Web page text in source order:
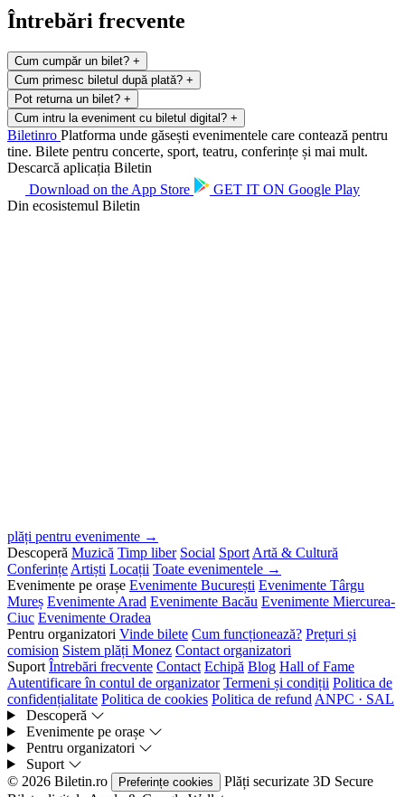
Întrebări frecvente
Cum cumpăr un bilet? +
Cum primesc biletul după plată? +
Pot returna un bilet? +
Cum intru la eveniment cu biletul digital? +
Biletinro Platforma unde găsești evenimentele care contează pentru
tine. Bilete pentru concerte, sport, teatru, conferințe și mai mult.
Descarcă aplicația Biletin
Download on the App Store GET IT ON Google Play
Din ecosistemul Biletin
plăți pentru evenimente →
Descoperă Muzică Timp liber Social Sport Artă & Cultură
Conferințe Artiști Locații Toate evenimentele →
Evenimente pe orașe Evenimente București Evenimente Târgu
Mureș Evenimente Arad Evenimente Bacău Evenimente Miercurea-
Ciuc Evenimente Oradea
Pentru organizatori Vinde bilete Cum funcționează? Prețuri și
comision Sistem plăți Monez Contact organizatori
Suport Întrebări frecvente Contact Echipă Blog Hall of Fame
Autentificare în contul de organizator Termeni și condiții Politica de
confidențialitate Politica de cookies Politica de refund ANPC · SAL
Descoperă
Evenimente pe orașe
Pentru organizatori
Suport
© 2026 Biletin.ro
Preferințe cookies Plăți securizate 3D Secure